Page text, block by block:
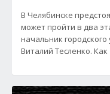
В Челябинске
может пройти в два
начальник
Виталий Тесленко. Как